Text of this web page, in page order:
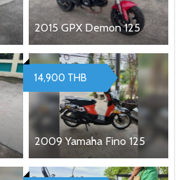
2015 GPX Demon 125
2009 Yamaha Fino 125
14,900 THB